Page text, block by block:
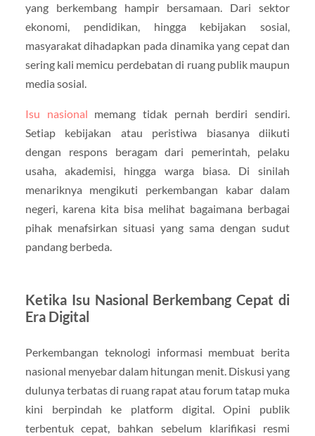
yang berkembang hampir bersamaan. Dari sektor
ekonomi, pendidikan, hingga kebijakan sosial,
masyarakat dihadapkan pada dinamika yang cepat dan
sering kali memicu perdebatan di ruang publik maupun
media sosial.
Isu nasional memang tidak pernah berdiri sendiri.
Setiap kebijakan atau peristiwa biasanya diikuti
dengan respons beragam dari pemerintah, pelaku
usaha, akademisi, hingga warga biasa. Di sinilah
menariknya mengikuti perkembangan kabar dalam
negeri, karena kita bisa melihat bagaimana berbagai
pihak menafsirkan situasi yang sama dengan sudut
pandang berbeda.
Ketika Isu Nasional Berkembang Cepat di
Era Digital
Perkembangan teknologi informasi membuat berita
nasional menyebar dalam hitungan menit. Diskusi yang
dulunya terbatas di ruang rapat atau forum tatap muka
kini berpindah ke platform digital. Opini publik
terbentuk cepat, bahkan sebelum klarifikasi resmi